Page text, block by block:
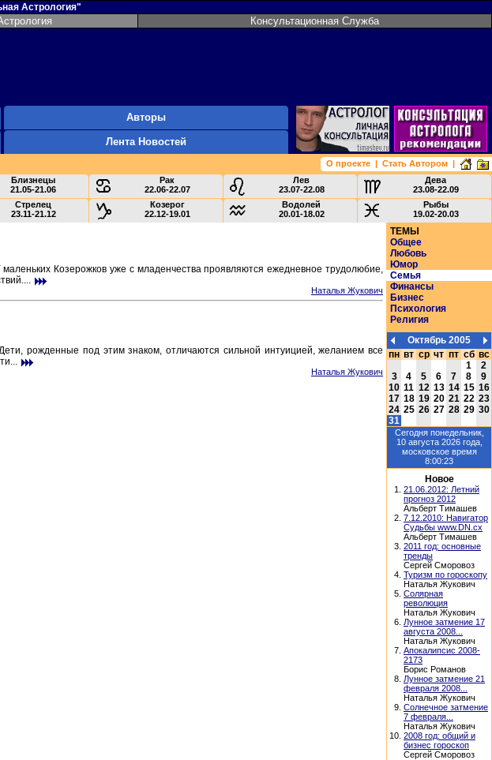
Астрология"
Консультационная Служба
Авторы
Лента Новостей
О проекте | Стать Автором |
Близнецы
21.05-21.06
Рак
22.06-22.07
Лев
23.07-22.08
Дева
23.08-22.09
Стрелец
23.11-21.12
Козерог
22.12-19.01
Водолей
20.01-18.02
Рыбы
19.02-20.03
Козерожков уже с младенчества проявляются ежедневное трудолюбие,
Наталья Жукович
рожденные под этим знаком, отличаются сильной интуицией, желанием все
Наталья Жукович
ТЕМЫ
Общее
Любовь
Юмор
Семья
Финансы
Бизнес
Психология
Религия
Октябрь 2005
пн вт ср чт пт сб вс
1
2
3
4 5 6 7 8
9
10 11 12 13 14 15 16
17 18 19 20 21 22 23
24 25 26 27 28 29 30
31
Сегодня понедельник,
10 августа 2026года,
московское время
8:00:23
Новое
1. 21.06.2012: Летний
прогноз 2012
Альберт Тимашев
2. 7.12.2010: Навигатор
Судьбы www.DN.cx
Альберт Тимашев
3. 2011 год: основные
тренды
Сергей Сморовоз
4. Туризм по гороскопу
Наталья Жукович
5. Солярная
революция
Наталья Жукович
6. Лунное затмение 17
августа 2008...
Наталья Жукович
7. Апокалипсис 2008-
2173
Борис Романов
8. Лунное затмение 21
февраля 2008...
Наталья Жукович
9. Солнечное затмение
7 февраля...
Наталья Жукович
10. 2008 год: общий и
бизнес гороскоп
Сергей Сморовоз